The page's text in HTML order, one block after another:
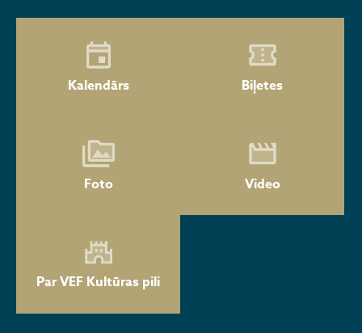
Kalendārs Biļetes
Foto Video
Par VEF Kultūras pili